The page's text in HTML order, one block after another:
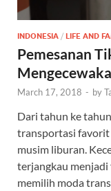
INDONESIA / LIFE AND
Pemesanan
March 17, 2018 - by
Dari tahun ke
transportasi favorit
musim liburan.
terjangkau
memilih moda